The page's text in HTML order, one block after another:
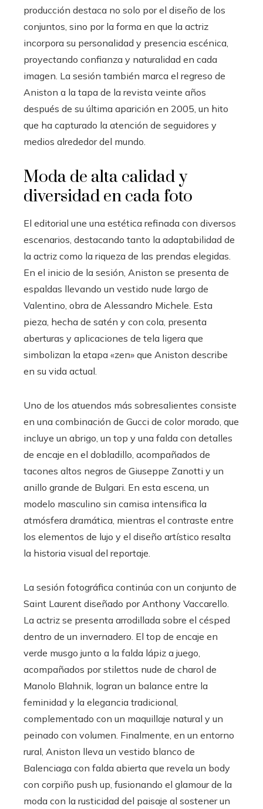
producción destaca no solo por el diseño de los
conjuntos, sino por la forma en que la actriz
incorpora su personalidad y presencia escénica,
proyectando confianza y naturalidad en cada
imagen. La sesión también marca el regreso de
Aniston a la tapa de la revista veinte años
después de su última aparición en 2005, un hito
que ha capturado la atención de seguidores y
medios alrededor del mundo.
Moda de alta calidad y
diversidad en cada foto
El editorial une una estética refinada con diversos
escenarios, destacando tanto la adaptabilidad de
la actriz como la riqueza de las prendas elegidas.
En el inicio de la sesión, Aniston se presenta de
espaldas llevando un vestido nude largo de
Valentino, obra de Alessandro Michele. Esta
pieza, hecha de satén y con cola, presenta
aberturas y aplicaciones de tela ligera que
simbolizan la etapa «zen» que Aniston describe
en su vida actual.
Uno de los atuendos más sobresalientes consiste
en una combinación de Gucci de color morado, que
incluye un abrigo, un top y una falda con detalles
de encaje en el dobladillo, acompañados de
tacones altos negros de Giuseppe Zanotti y un
anillo grande de Bulgari. En esta escena, un
modelo masculino sin camisa intensifica la
atmósfera dramática, mientras el contraste entre
los elementos de lujo y el diseño artístico resalta
la historia visual del reportaje.
La sesión fotográfica continúa con un conjunto de
Saint Laurent diseñado por Anthony Vaccarello.
La actriz se presenta arrodillada sobre el césped
dentro de un invernadero. El top de encaje en
verde musgo junto a la falda lápiz a juego,
acompañados por stilettos nude de charol de
Manolo Blahnik, logran un balance entre la
feminidad y la elegancia tradicional,
complementado con un maquillaje natural y un
peinado con volumen. Finalmente, en un entorno
rural, Aniston lleva un vestido blanco de
Balenciaga con falda abierta que revela un body
con corpiño push up, fusionando el glamour de la
moda con la rusticidad del paisaje al sostener un